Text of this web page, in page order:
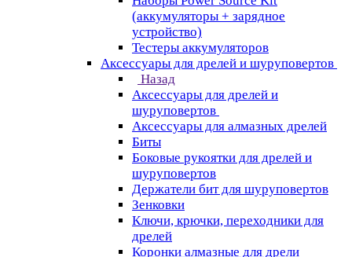
(аккумуляторы + зарядное
устройство)
Тестеры аккумуляторов
Аксессуары для дрелей и шуруповертов
Назад
Аксессуары для дрелей и
шуруповертов
Аксессуары для алмазных дрелей
Биты
Боковые рукоятки для дрелей и
шуруповертов
Держатели бит для шуруповертов
Зенковки
Ключи, крючки, переходники для
дрелей
Коронки алмазные для дрели